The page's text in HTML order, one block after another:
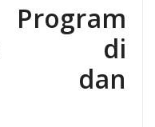
Program
di
dan